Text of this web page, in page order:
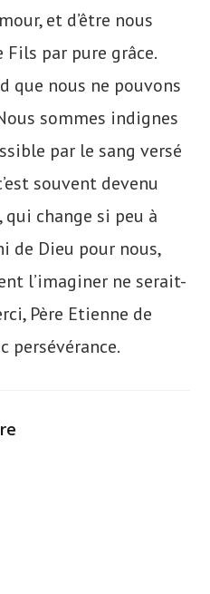
et d’être nous
Fils par pure grâce.
que nous ne pouvons
sommes indignes
par le sang versé
souvent devenu
change si peu à
de Dieu pour nous,
l’imaginer ne serait-
Père Etienne de
persévérance.